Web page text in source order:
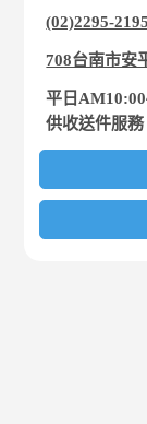
(02)2295-
708台南市安
平日
供收送件服